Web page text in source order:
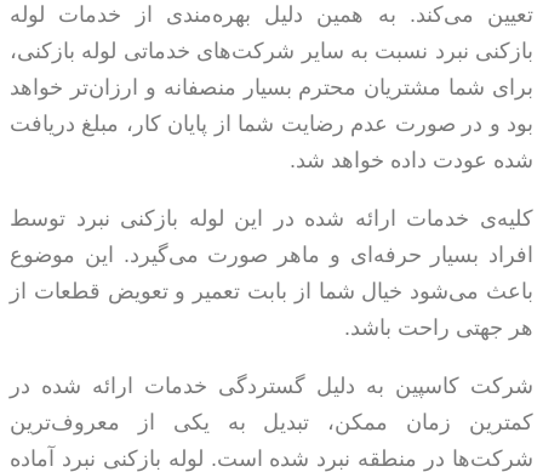
تعیین می­‌کند. به همین دلیل بهره‌مندی از خدمات لوله
بازکنی نبرد نسبت به سایر شرکت­‌های خدماتی لوله بازکنی،
برای شما مشتریان محترم بسیار منصفانه و ارزان‌­تر خواهد
بود و در صورت عدم رضایت شما از پایان کار، مبلغ دریافت
شده عودت داده خواهد شد.
کلیه­‌ی خدمات ارائه شده در این لوله بازکنی نبرد توسط
افراد بسیار حرفه‌ای و ماهر صورت می‌گیرد. این موضوع
باعث می‌شود خیال شما از بابت تعمیر و تعویض قطعات از
هر جهتی راحت باشد.
شرکت کاسپین به دلیل گستردگی خدمات ارائه شده در
کمترین زمان ممکن، تبدیل به یکی از معروف‌ترین
شرکت‌ها در منطقه نبرد شده است. لوله بازکنی نبرد آماده